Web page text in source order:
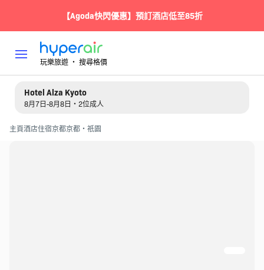
【Agoda快閃優惠】預訂酒店低至85折
玩樂旅遊 ‧ 搜尋格價
Hotel Alza Kyoto
8月7日-8月8日・2位成人
主頁酒店住宿京都京都・祇園